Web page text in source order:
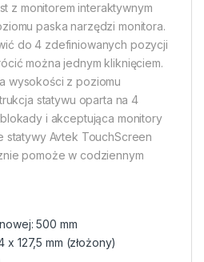
z monitorem interaktywnym
paska narzędzi monitora.
do 4 zdefiniowanych pozycji
można jednym kliknięciem.
wysokości z poziomu
statywu oparta na 4
i akceptująca monitory
statywy Avtek TouchScreen
pomoże w codziennym
500 mm
x 127,5 mm (złożony)